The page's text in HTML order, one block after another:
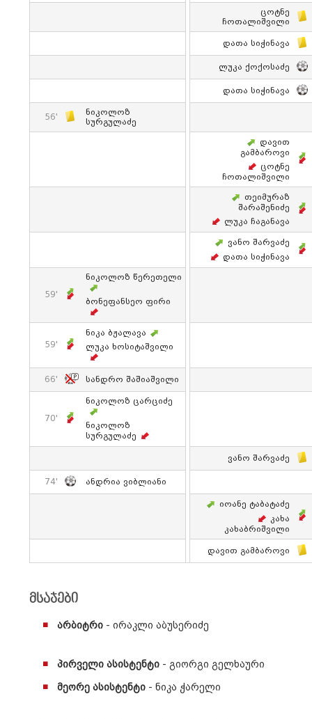
Ცოტნე
Ჩოთალიშვილი
Დათა Სიჭინავა
Ლუკა Ქოქოსაძე
Დათა Სიჭინავა
56'
Ნიკოლოზ
Სურგულაძე
Დავით
Გამბაროვი
Ცოტნე
Ჩოთალიშვილი
Თეიმურაზ
Შარაშენიძე
Ლუკა Ჩაგანავა
Ვანო Შარვაძე
Დათა Სიჭინავა
59'
Ნიკოლოზ Წერეთელი
Ბონეფანსეო Ფირი
59'
Ნიკა Ბჟალავა
Ლუკა Ხოსიტაშვილი
66' Სანდრო Შაშიაშვილი
70'
Ნიკოლოზ Ცარციძე
Ნიკოლოზ
Სურგულაძე
Ვანო Შარვაძე
74' Ანდრია Ვიბლიანი
Იოანე Ტაბატაძე
Კახა
Კახაბრიშვილი
Დავით Გამბაროვი
მსაჯები
არბიტრი - ირაკლი აბუსერიძე
პირველი ასისტენტი - გიორგი გელხაური
მეორე ასისტენტი - ნიკა ჭარელი